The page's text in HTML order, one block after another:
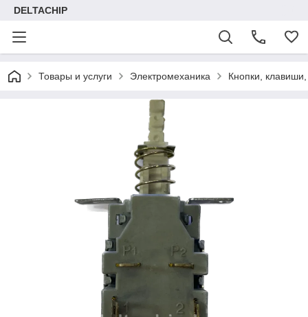
DELTACHIP
Товары и услуги Электромеханика Кнопки,